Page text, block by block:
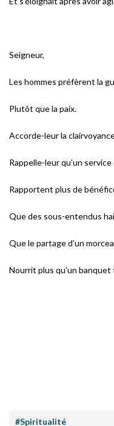
Seigneur,
Les hommes préfèrent la
Plutôt que la paix.
Accorde-leur la
Rappelle-leur qu’un
Rapportent plus de
Que des sous-entendus
Que le partage d’un
Nourrit plus qu’un banquet
#Spiritualité